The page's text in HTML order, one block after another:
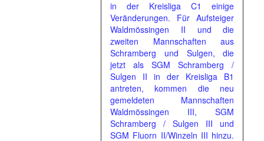
in der Kreisliga C1 einige
Veränderungen. Für Aufsteiger
Waldmössingen II und die
zweiten Mannschaften aus
Schramberg und Sulgen, die
jetzt als SGM Schramberg /
Sulgen II in der Kreisliga B1
antreten, kommen die neu
gemeldeten Mannschaften
Waldmössingen III, SGM
Schramberg / Sulgen III und
SGM Fluorn II/Winzeln III hinzu.